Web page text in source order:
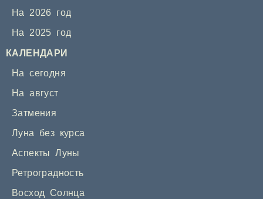
На 2026 год
На 2025 год
КАЛЕНДАРИ
На сегодня
На август
Затмения
Луна без курса
Аспекты Луны
Ретроградность
Восход Солнца